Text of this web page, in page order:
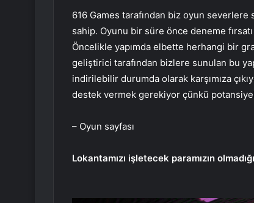
616 Games tarafından biz oyun
sahip. Oyunu bir süre önce deneme
Öncelikle yapımda elbette herhangi bir
geliştirici tarafından bizlere sunulan bu
indirilebilir durumda olarak karşımıza
destek vermek gerekiyor çünkü
– Oyun sayfası
Lokantamızı işletecek paramızın